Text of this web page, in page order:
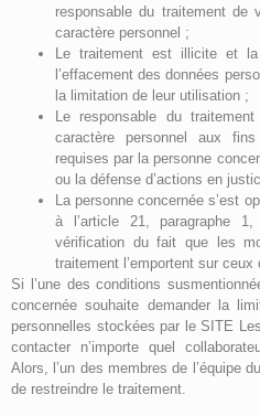
responsable du traitement de
caractère personnel ;
Le traitement est illicite et
l’effacement des données
la limitation de leur utilisation ;
Le responsable du
caractère personnel aux
requises par la personne
ou la défense d’actions en
La personne concernée s’est
à l’article 21, paragraphe
vérification du fait que les
traitement l’emportent sur ceux
Si l’une des conditions
concernée souhaite demander la
personnelles stockées par le SITE
contacter n’importe quel
Alors, l’un des membres de l’équipe
de restreindre le traitement.